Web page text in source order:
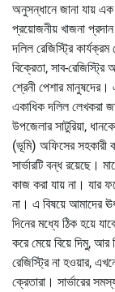
অনুসন্ধানে জানা যায়
প্রয়োজনীয় খাজনা প্রদান
দলিল রেজিস্ট্রি
বিক্রেতা, সাব-
শ্রেনী পেশার
একাধিক দলিল লেখকরা
উপজেলার সাটুরিয়া,
(ভূমি) অফিসের সহকারী
সার্ভারটি বন্ধ রয়েছে।
কাজ করা যায় না। যার
না। এ বিষয়ে আমাদের
দিনের মধ্যে ঠিক হয়ে
করে মেয়ে বিয়ে দিমু, আর
রেজিস্ট্রি না হওয়ার,
ক্রেতারা। সার্ভারের